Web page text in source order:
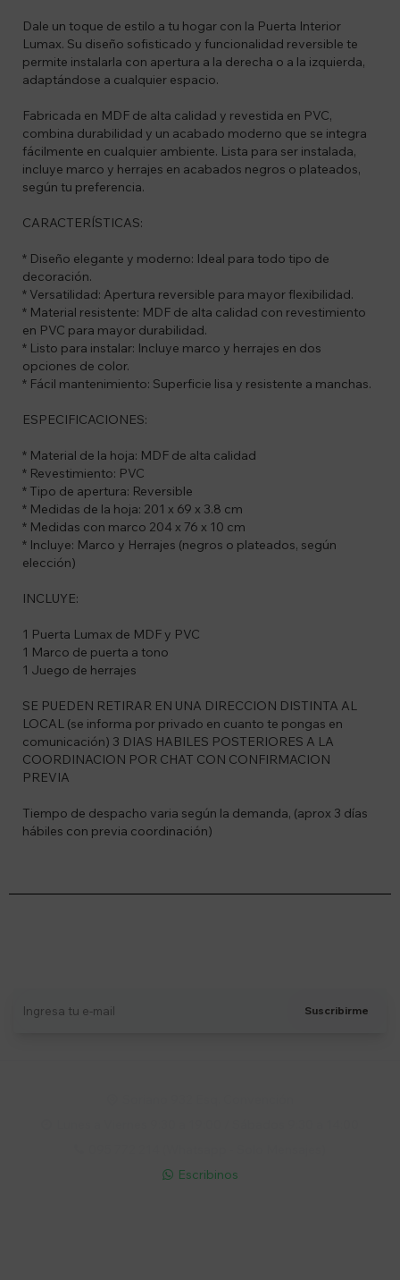
Dale un toque de estilo a tu hogar con la Puerta Interior
Lumax. Su diseño sofisticado y funcionalidad reversible te
permite instalarla con apertura a la derecha o a la izquierda,
adaptándose a cualquier espacio.
Fabricada en MDF de alta calidad y revestida en PVC,
combina durabilidad y un acabado moderno que se integra
fácilmente en cualquier ambiente. Lista para ser instalada,
incluye marco y herrajes en acabados negros o plateados,
según tu preferencia.
CARACTERÍSTICAS:
* Diseño elegante y moderno: Ideal para todo tipo de
decoración.
* Versatilidad: Apertura reversible para mayor flexibilidad.
* Material resistente: MDF de alta calidad con revestimiento
en PVC para mayor durabilidad.
* Listo para instalar: Incluye marco y herrajes en dos
opciones de color.
* Fácil mantenimiento: Superficie lisa y resistente a manchas.
ESPECIFICACIONES:
* Material de la hoja: MDF de alta calidad
* Revestimiento: PVC
* Tipo de apertura: Reversible
* Medidas de la hoja: 201 x 69 x 3.8 cm
* Medidas con marco 204 x 76 x 10 cm
* Incluye: Marco y Herrajes (negros o plateados, según
elección)
INCLUYE:
1 Puerta Lumax de MDF y PVC
1 Marco de puerta a tono
1 Juego de herrajes
SE PUEDEN RETIRAR EN UNA DIRECCION DISTINTA AL
LOCAL (se informa por privado en cuanto te pongas en
comunicación) 3 DIAS HABILES POSTERIORES A LA
COORDINACION POR CHAT CON CONFIRMACION
PREVIA
Tiempo de despacho varia según la demanda, (aprox 3 días
hábiles con previa coordinación)
Suscribirme
 Escribinos